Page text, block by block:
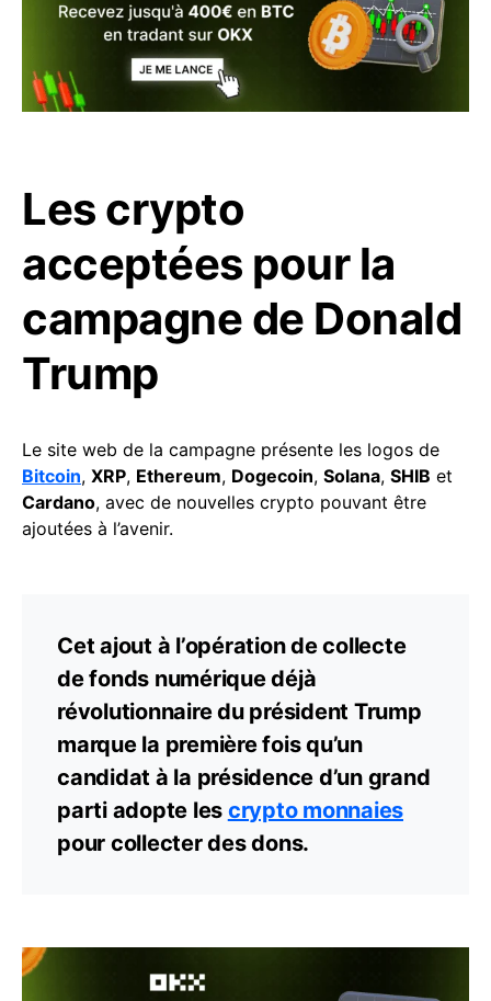
Les crypto
acceptées pour la
campagne de Donald
Trump
Le site web de la campagne présente les logos de
Bitcoin, XRP, Ethereum, Dogecoin, Solana, SHIB et
Cardano, avec de nouvelles crypto pouvant être
ajoutées à l’avenir.
Cet ajout à l’opération de collecte
de fonds numérique déjà
révolutionnaire du président Trump
marque la première fois qu’un
candidat à la présidence d’un grand
parti adopte les crypto monnaies
pour collecter des dons.